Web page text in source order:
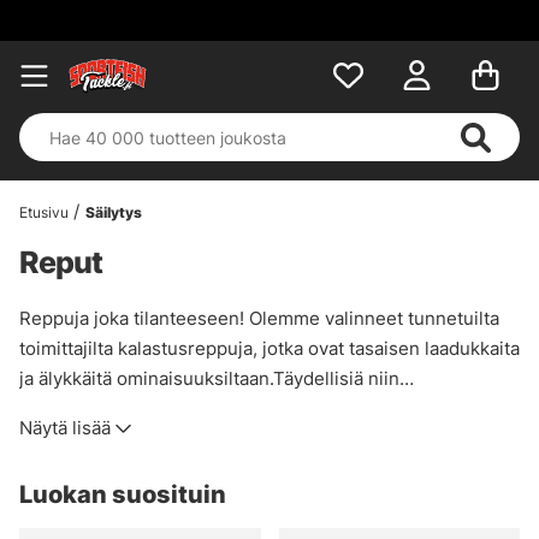
Etusivu Säilytys
Reput
Reppuja joka tilanteeseen! Olemme valinneet tunnetuilta
toimittajilta kalastusreppuja, jotka ovat tasaisen laadukkaita
ja älykkäitä ominaisuuksiltaan.Täydellisiä niin
hieman enemmän varusteita. Jos kalastat rannalta, älykäs
On myös reppuja, jotka ovat 100 % vedenpitäviä, aina hyvä
Näytä lisää
Luokan suosituin